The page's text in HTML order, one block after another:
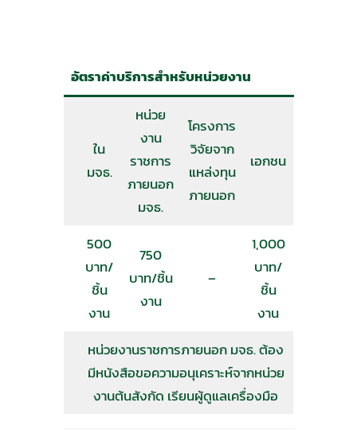
อัตราค่าบริการสำหรับหน่วยงาน
ใน
มจธ.
หน่วย
งาน
ราชการ
ภายนอก
มจธ.
โครงการ
วิจัยจาก
แหล่งทุน
ภายนอก
เอกชน
500
บาท/
ชิ้น
งาน
750
บาท/ชิ้น
งาน
–
1,000
บาท/
ชิ้น
งาน
หน่วยงานราชการภายนอก มจธ. ต้อง
มีหนังสือขอความอนุเคราะห์จากหน่วย
งานต้นสังกัด เรียนผู้ดูแลเครื่องมือ